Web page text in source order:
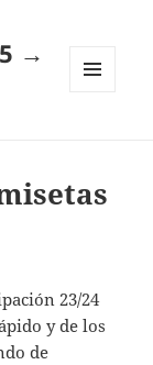
→
23/24
y de los
de